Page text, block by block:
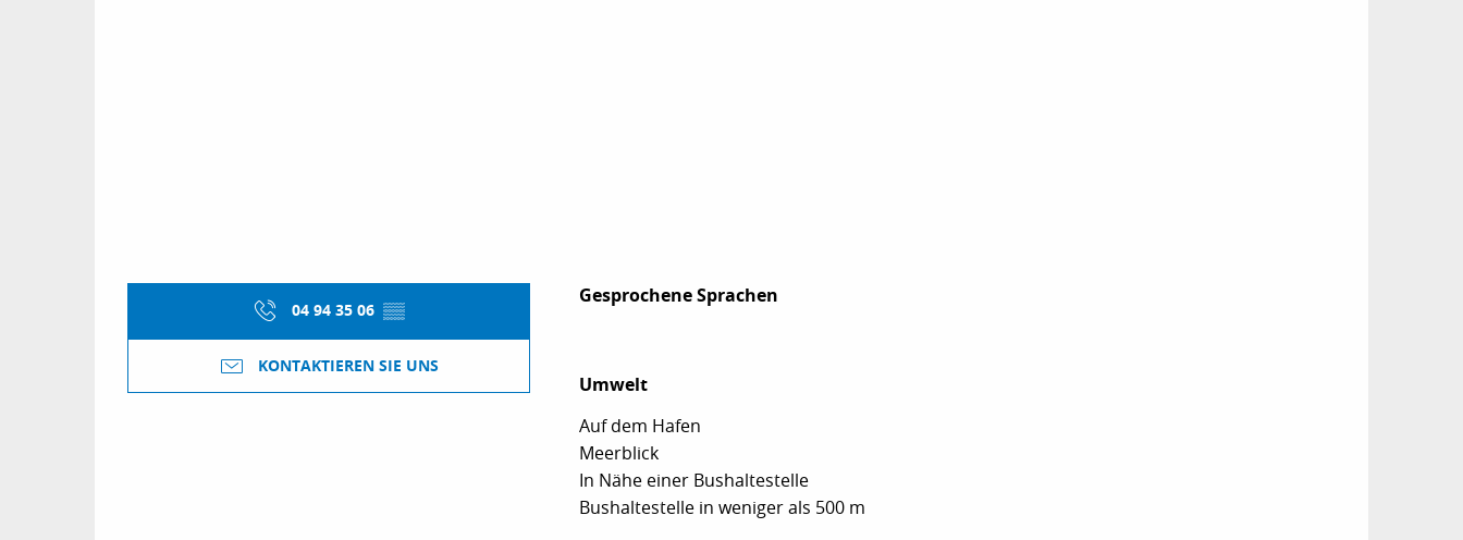
04 94 35 06 ▒▒
KONTAKTIEREN SIE UNS
Gesprochene Sprachen
Gesprochene Sprachen
Umwelt
Umwelt
Auf dem Hafen
Meerblick
In Nähe einer Bushaltestelle
Bushaltestelle in weniger als 500 m